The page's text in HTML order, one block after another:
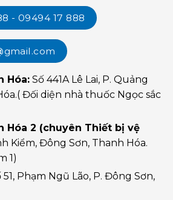
- 09494 17 888
Hóa: Số 441A Lê Lai, P. Quảng
Đối diện nhà thuốc Ngọc sắc
Hóa 2 (chuyên Thiết bị vệ
Kiểm, Đông Sơn, Thanh Hóa.
1)
51, Phạm Ngũ Lão, P. Đông Sơn,